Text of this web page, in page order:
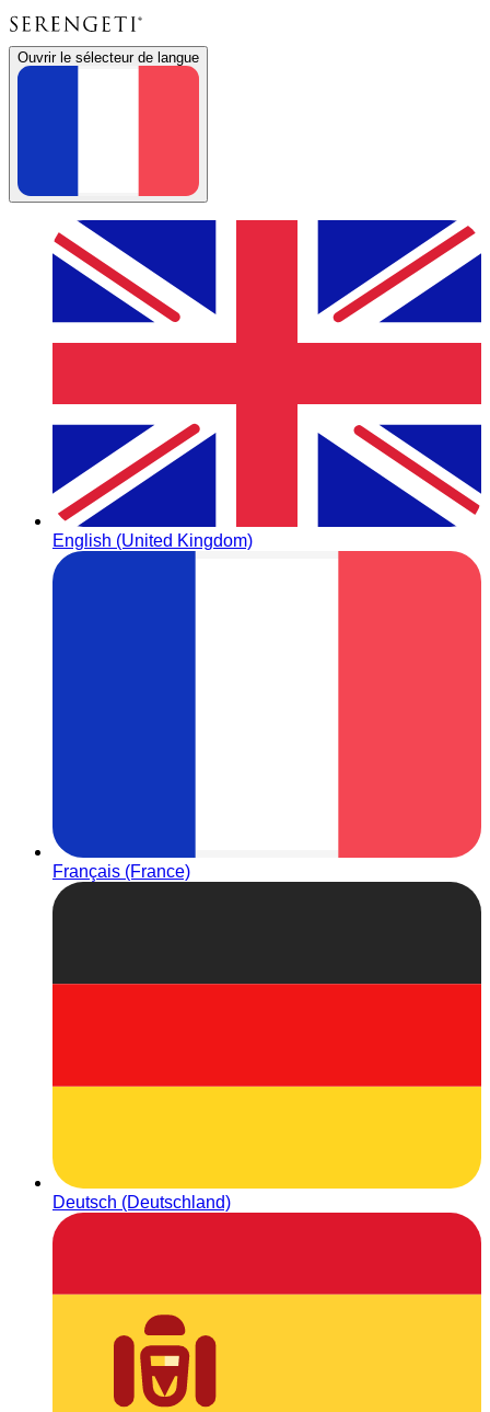
Ouvrir le sélecteur de langue
English (United Kingdom)
Français (France)
Deutsch (Deutschland)